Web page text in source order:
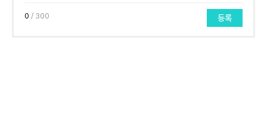
0 / 300 등록